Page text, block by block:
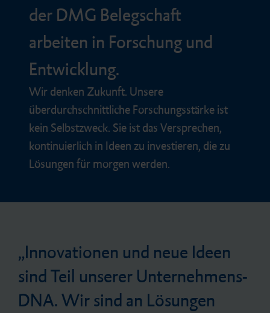
der DMG Belegschaft
arbeiten in Forschung und
Entwicklung.
Wir denken Zukunft. Unsere
überdurchschnittliche Forschungsstärke ist
kein Selbstzweck. Sie ist das Versprechen,
kontinuierlich in Ideen zu investieren, die zu
Lösungen für morgen werden.
Innovationen und neue Ideen
sind Teil unserer Unternehmens-
DNA. Wir sind an Lösungen